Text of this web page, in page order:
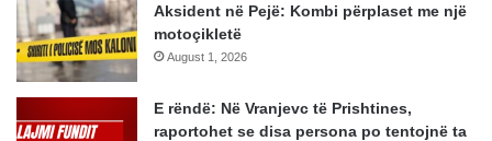
Aksident në Pejë: Kombi përplaset me një
motoçikletë
August 1, 2026
E rëndë: Në Vranjevc të Prishtines,
raportohet se disa persona po tentojnë ta